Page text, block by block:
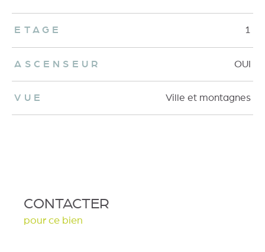
ETAGE 1
ASCENSEUR OUI
VUE Ville et montagnes
CONTACTER
pour ce bien